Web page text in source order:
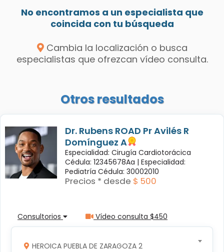
No encontramos a un especialista que
coincida con tu búsqueda
Cambia la localización o busca
especialistas que ofrezcan vídeo consulta.
Otros resultados
Dr. Rubens ROAD Pr Avilés R
Domínguez A
Especialidad: Cirugía Cardiotorácica
Cédula: 12345678Aa | Especialidad:
Pediatría Cédula: 30002010
Precios * desde $ 500
Consultorios Vídeo consulta $450
HEROICA PUEBLA DE ZARAGOZA 2